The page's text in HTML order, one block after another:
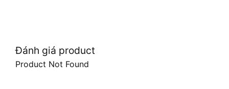
Đánh giá product
Product Not Found